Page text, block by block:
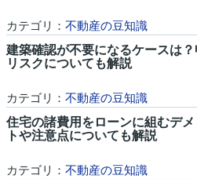
カテゴリ： 不動産の豆知識
建築確認が不要になるケースは
リスクについても解説
カテゴリ： 不動産の豆知識
住宅の諸費用をローンに組むデ
トや注意点についても解説
カテゴリ： 不動産の豆知識